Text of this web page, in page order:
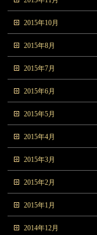
2015年10月
2015年8月
2015年7月
2015年6月
2015年5月
2015年4月
2015年3月
2015年2月
2015年1月
2014年12月